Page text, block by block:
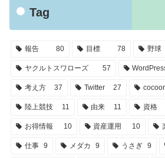
Tag
報告 80 目標 78 野球
ヤクルトスワローズ 57
考え方 37 Twitter 27
陸上競技 11 由来 11 資格
お得情報 10 資産運用 10
仕事 9 メダカ 9 うさぎ 9